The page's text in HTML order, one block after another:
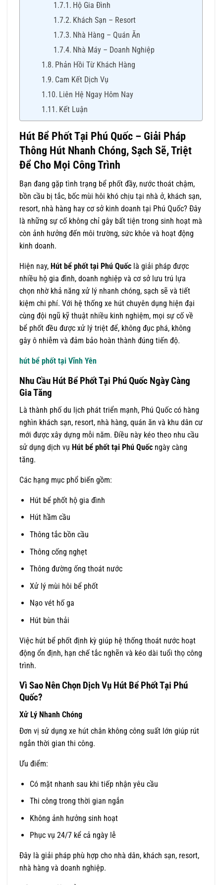
Hộ Gia Đình
Khách Sạn – Resort
Nhà Hàng – Quán Ăn
Nhà Máy – Doanh Nghiệp
Phản Hồi Từ Khách Hàng
Cam Kết Dịch Vụ
Liên Hệ Ngay Hôm Nay
Kết Luận
Hút Bể Phốt Tại Phú Quốc – Giải Pháp
Thông Hút Nhanh Chóng, Sạch Sẽ, Triệt
Để Cho Mọi Công Trình
Bạn đang gặp tình trạng bể phốt đầy, nước thoát chậm,
bồn cầu bị tắc, bốc mùi hôi khó chịu tại nhà ở, khách sạn,
resort, nhà hàng hay cơ sở kinh doanh tại Phú Quốc? Đây
là những sự cố không chỉ gây bất tiện trong sinh hoạt mà
còn ảnh hưởng đến môi trường, sức khỏe và hoạt động
kinh doanh.
Hiện nay, Hút bể phốt tại Phú Quốc là giải pháp được
nhiều hộ gia đình, doanh nghiệp và cơ sở lưu trú lựa
chọn nhờ khả năng xử lý nhanh chóng, sạch sẽ và tiết
kiệm chi phí. Với hệ thống xe hút chuyên dụng hiện đại
cùng đội ngũ kỹ thuật nhiều kinh nghiệm, mọi sự cố về
bể phốt đều được xử lý triệt để, không đục phá, không
gây ô nhiễm và đảm bảo hoàn thành đúng tiến độ.
hút bể phốt tại Vĩnh Yên
Nhu Cầu Hút Bể Phốt Tại Phú Quốc Ngày Càng
Gia Tăng
Là thành phố du lịch phát triển mạnh, Phú Quốc có hàng
nghìn khách sạn, resort, nhà hàng, quán ăn và khu dân cư
mới được xây dựng mỗi năm. Điều này kéo theo nhu cầu
sử dụng dịch vụ Hút bể phốt tại Phú Quốc ngày càng
tăng.
Các hạng mục phổ biến gồm:
Hút bể phốt hộ gia đình
Hút hầm cầu
Thông tắc bồn cầu
Thông cống nghẹt
Thông đường ống thoát nước
Xử lý mùi hôi bể phốt
Nạo vét hố ga
Hút bùn thải
Việc hút bể phốt định kỳ giúp hệ thống thoát nước hoạt
động ổn định, hạn chế tắc nghẽn và kéo dài tuổi thọ công
trình.
Vì Sao Nên Chọn Dịch Vụ Hút Bể Phốt Tại Phú
Quốc?
Xử Lý Nhanh Chóng
Đơn vị sử dụng xe hút chân không công suất lớn giúp rút
ngắn thời gian thi công.
Ưu điểm:
Có mặt nhanh sau khi tiếp nhận yêu cầu
Thi công trong thời gian ngắn
Không ảnh hưởng sinh hoạt
Phục vụ 24/7 kể cả ngày lễ
Đây là giải pháp phù hợp cho nhà dân, khách sạn, resort,
nhà hàng và doanh nghiệp.